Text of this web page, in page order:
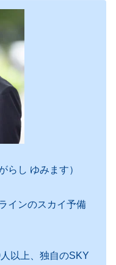
らし ゆみます）
インのスカイ予備
以上、独自のSKY